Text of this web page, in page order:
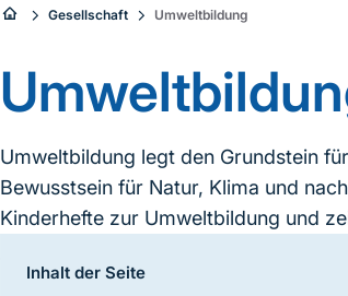
Sie
sind
hier:
Gesellschaft Umweltbildung
Umweltbildung legt den Grundstein
Bewusstsein für Natur, Klima und
Kinderhefte zur Umweltbildung und
Inhaltsnavigation
Inhalt der Seite